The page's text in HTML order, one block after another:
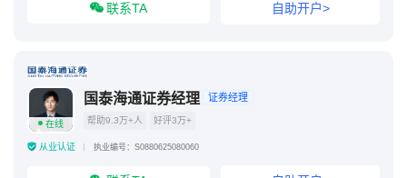
联系TA 自助开户>
在线
国泰海通证券经理 证券经理
帮助9.3万+人 好评3万+
从业认证 执业编号：S0880625080060